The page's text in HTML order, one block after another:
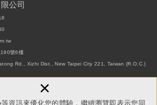
資訊來優化您的體驗，繼續瀏覽即表示您同
×
公司
190號6樓
Rd., Xizhi Dist., New Taipei City 221, Taiwan (R.O.C.)